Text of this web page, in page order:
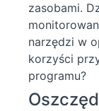
zasobami.
narzędzi w
korzyści
programu?